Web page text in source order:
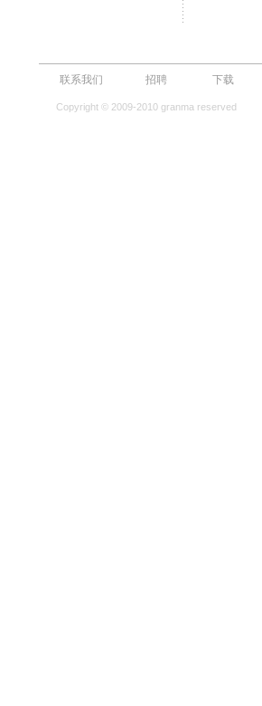
联系我们 招聘 下载
Copyright © 2009-2010 granma reserved